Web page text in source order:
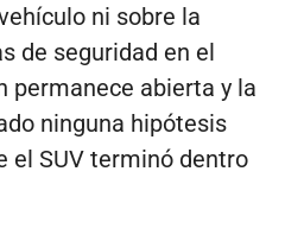
ni sobre la
de seguridad en el
permanece abierta y la
ninguna hipótesis
el SUV terminó dentro